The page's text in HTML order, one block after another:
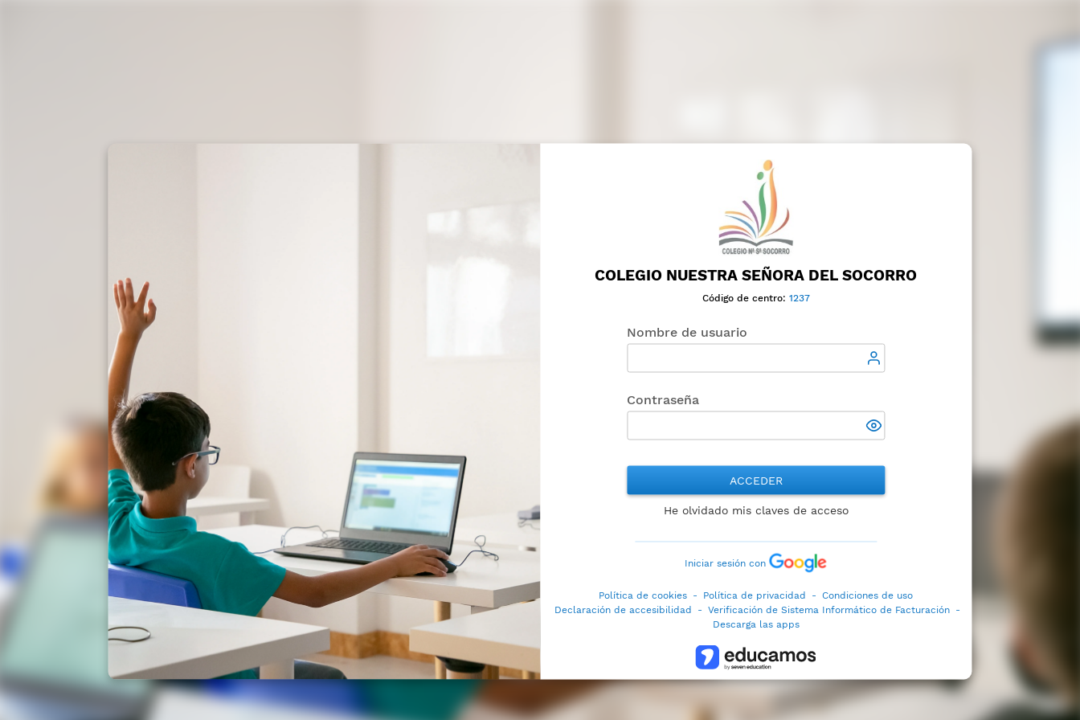
COLEGIO NUESTRA SEÑORA DEL SOCORRO
Código de centro: 1237
Nombre de usuario
Contraseña
ACCEDER
He olvidado mis claves de acceso
Iniciar sesión con
Política de cookies - Política de privacidad - Condiciones de uso
Declaración de accesibilidad
- Verificación de Sistema Informático de Facturación -
Descarga las apps